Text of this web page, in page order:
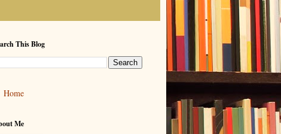
This Blog
Home
Me